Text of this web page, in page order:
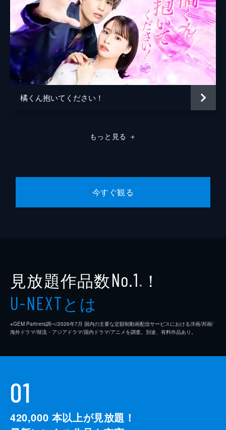
橘くん抱いてください！
もっと見る ＋
今すぐ観る
見放題作品数No.1 ※ ！
U-NEXTとは
※GEM Partners調べ/2026年7⽉ 国内の主要な定額制動画配信サービスにおける洋画/邦画/
海外ドラマ/韓流・アジアドラマ/国内ドラマ/アニメを調査。別途、有料作品あり。
01
420,000 本以上が見放題！